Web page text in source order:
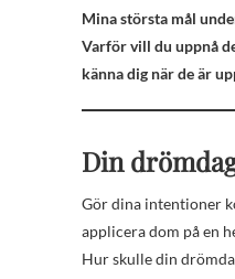
Mina största mål
Varför vill du uppnå
känna dig när de är
Din
Gör dina intentioner
applicera dom på en
Hur skulle din